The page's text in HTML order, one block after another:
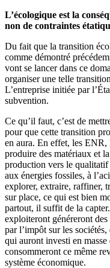
L’écologique est la
non de contraintes
Du fait que la transition
comme démontré
vont se lancer dans ce
organiser une telle
L’entreprise initiée par
subvention.
Ce qu’il faut, c’est de
pour que cette transition
en aura. En effet, les
produire des matériaux et
production vers le qualitatif
aux énergies fossiles, à
explorer, extraire, raffiner,
sur place, ce qui est bien
partout, il suffit de la
exploiteront généreront des
par l’impôt sur les
qui auront investi en masse
consommeront ce même
système économique.